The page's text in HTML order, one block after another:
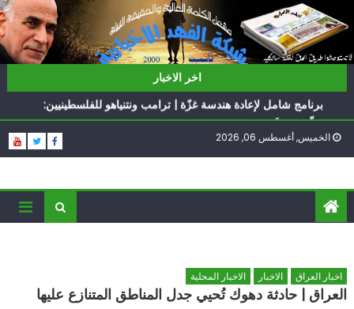
to
content
اخر الاخبار
ناشطة أمريكية يهودية تدعو الدول العربية لوقف التطبيع
أيّ تحدّيات يواجهها حزب الله؟
برنامج شامل لإعادة هندسة غزّة | ترامب ونتنياهو للفلسطينيين:
سلّموا تسلَموا
الغرب يدفن اتفاقاً وُلد ميتاً | إيران تحت العقوبات: جاهزون
ناشطة أمريكية يهودية تدعو الدول العربية لوقف التطبيع
أيّ تحدّيات يواجهها حزب الله؟
الخميس, أغسطس 06, 2026
اخبار العراق الاخبار الاخبار المحلية
العراق | حادثة دهوك تُحيي جدل المناطق المتنازع عليها